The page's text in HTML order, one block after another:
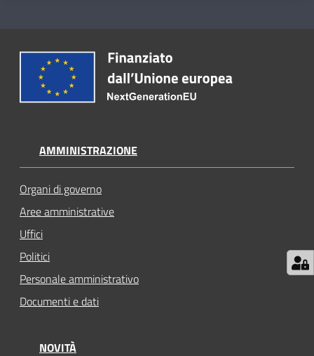
AMMINISTRAZIONE
Organi di governo
Aree amministrative
Uffici
Politici
Personale amministrativo
Documenti e dati
NOVITÀ